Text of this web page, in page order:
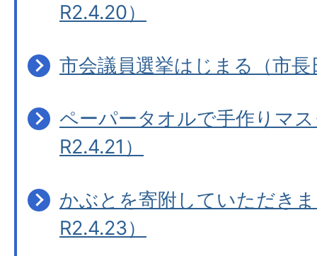
R2.4.20）
市会議員選挙はじまる（市長
ペーパータオルで手作りマ
R2.4.21）
かぶとを寄附していただき
R2.4.23）